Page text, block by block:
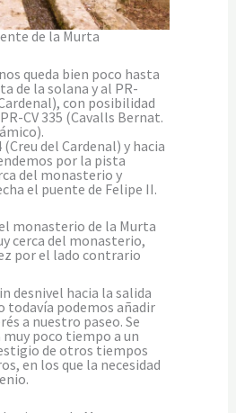
de la Murta
queda bien poco hasta
de la solana y al PR-
con posibilidad
CV 335 (Cavalls Bernat.
(Creu del Cardenal) y hacia
por la pista
del monasterio y
el puente de Felipe II.
cerca del monasterio,
por el lado contrario
desnivel hacia la salida
todavía podemos añadir
a nuestro paseo. Se
poco tiempo a un
de otros tiempos
en los que la necesidad